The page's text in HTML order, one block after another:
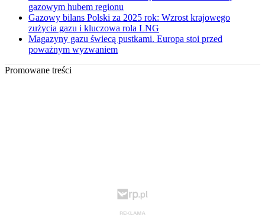
gazowym hubem regionu
Gazowy bilans Polski za 2025 rok: Wzrost krajowego
zużycia gazu i kluczowa rola LNG
Magazyny gazu świecą pustkami. Europa stoi przed
poważnym wyzwaniem
Promowane treści